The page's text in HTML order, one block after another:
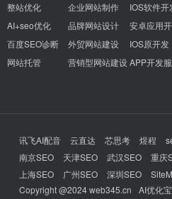
整站优化
AI+seo优化
百度SEO诊断
网站托管
企业网站制作
品牌网站设计
外贸网站建设
营销型网站建设
IOS软件开
安卓应用
IOS原开发
APP开发
讯飞AI配音 云直达 芯思考 煜程
南京SEO
天津SEO 武汉SEO 重庆
上海SEO
广州SEO 深圳SEO
Copyright @2024 web345.cn
AI优化